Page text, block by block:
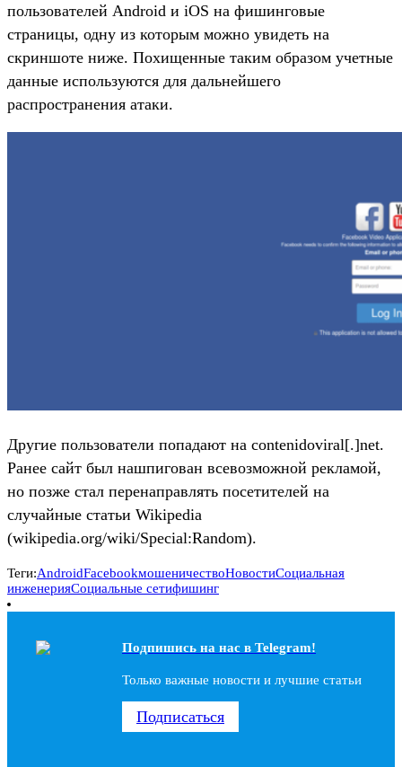
пользователей Android и iOS на фишинговые
страницы, одну из которым можно увидеть на
скриншоте ниже. Похищенные таким образом учетные
данные используются для дальнейшего
распространения атаки.
Другие пользователи попадают на contenidoviral[.]net.
Ранее сайт был нашпигован всевозможной рекламой,
но позже стал перенаправлять посетителей на
случайные статьи Wikipedia
(wikipedia.org/wiki/Special:Random).
Теги:AndroidFacebookмошеничествоНовостиСоциальная
инженерияСоциальные сетифишинг
Подпишись на наc в Telegram!
Только важные новости и лучшие статьи
Подписаться